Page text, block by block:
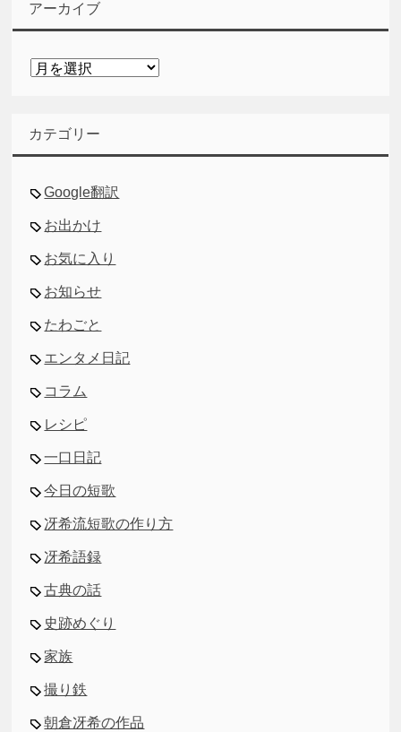
アーカイブ
ア
ブ
カテゴリー
Google翻訳
お出かけ
お気に入り
お知らせ
たわごと
エンタメ日記
コラム
レシピ
一口日記
今日の短歌
冴希流短歌の作り方
冴希語録
古典の話
史跡めぐり
家族
撮り鉄
朝倉冴希の作品